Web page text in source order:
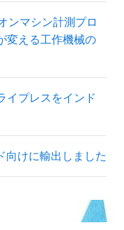
ンマシン計測プロ
変える工作機械の
イプレスをインド
向けに輸出しました